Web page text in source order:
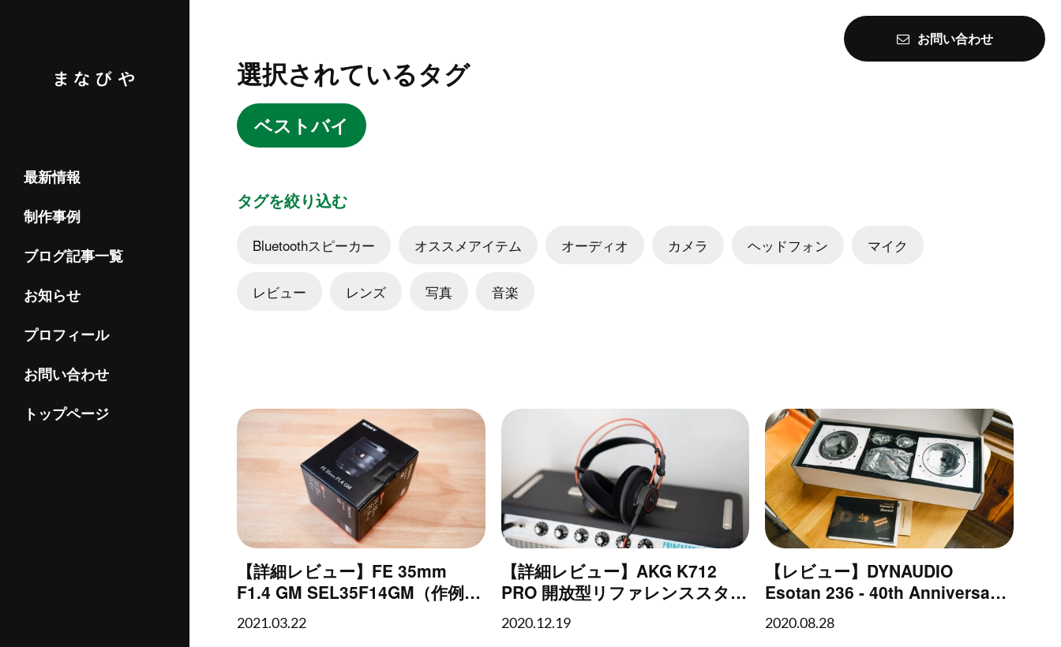
最新情報
制作事例
ブログ記事一覧
お知らせ
プロフィール
お問い合わせ
トップページ
お問い合わせ
選択されているタグ
ベストバイ
タグを絞り込む
Bluetoothスピーカー オススメアイテム オーディオ カメラ ヘッドフォン マイク
レビュー レンズ 写真 音楽
【詳細レビュー】FE 35mm
F1.4 GM SEL35F14GM（作例あ
り）
2021.03.22
【詳細レビュー】AKG K712
PRO 開放型リファレンススタジ
オヘッドフォン
2020.12.19
【レビュー】DYNAUDIO
Esotan 236 - 40th Anniversary
- DYNAUDIO 40周年記念モデル
スピーカーをマイカーに取り付
2020.08.28